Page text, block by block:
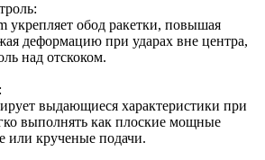
укрепляет обод ракетки, повышая
деформацию при ударах вне центра,
над отскоком.
выдающиеся характеристики при
выполнять как плоские мощные
или крученые подачи.